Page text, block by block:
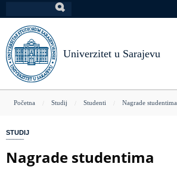
na
glavni
sadržaj
Univerzitet u Sarajevu
You
here
Početna Studij Studenti Nagrade studentima
STUDIJ
Nagrade studentima